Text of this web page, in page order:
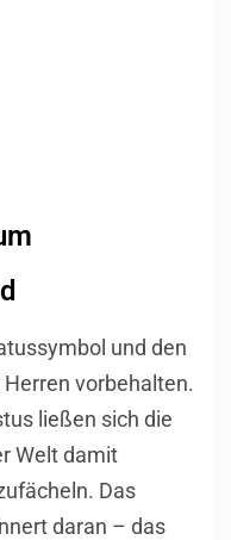
und den
vorbehalten.
ließen sich die
Welt damit
Das
daran – das